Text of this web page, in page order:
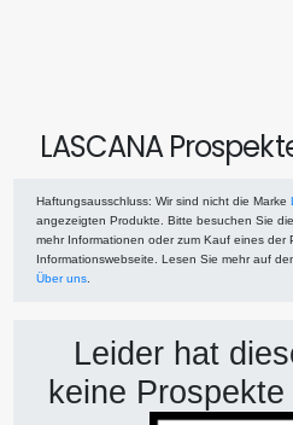
LASCANA
Haftungsausschluss: Wir sind nicht die Marke
angezeigten Produkte. Bitte besuchen Sie
mehr Informationen oder zum Kauf eines der
Informationswebseite. Lesen Sie mehr auf
Über uns
Leider hat
keine